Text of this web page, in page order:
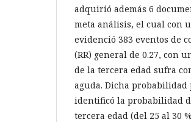
adquirió además 6
meta análisis, el cual con
evidenció 383 eventos de
(RR) general de 0.27, con
de la tercera edad sufra
aguda. Dicha probabilidad
identificó la probabilidad
tercera edad (del 25 al 30